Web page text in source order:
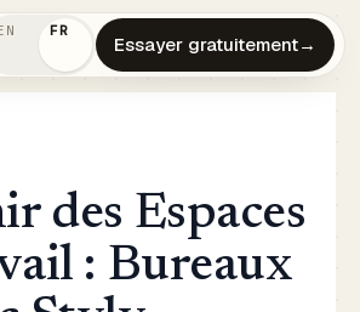
FR
Essayer gratuitement→
des Espaces
: Bureaux